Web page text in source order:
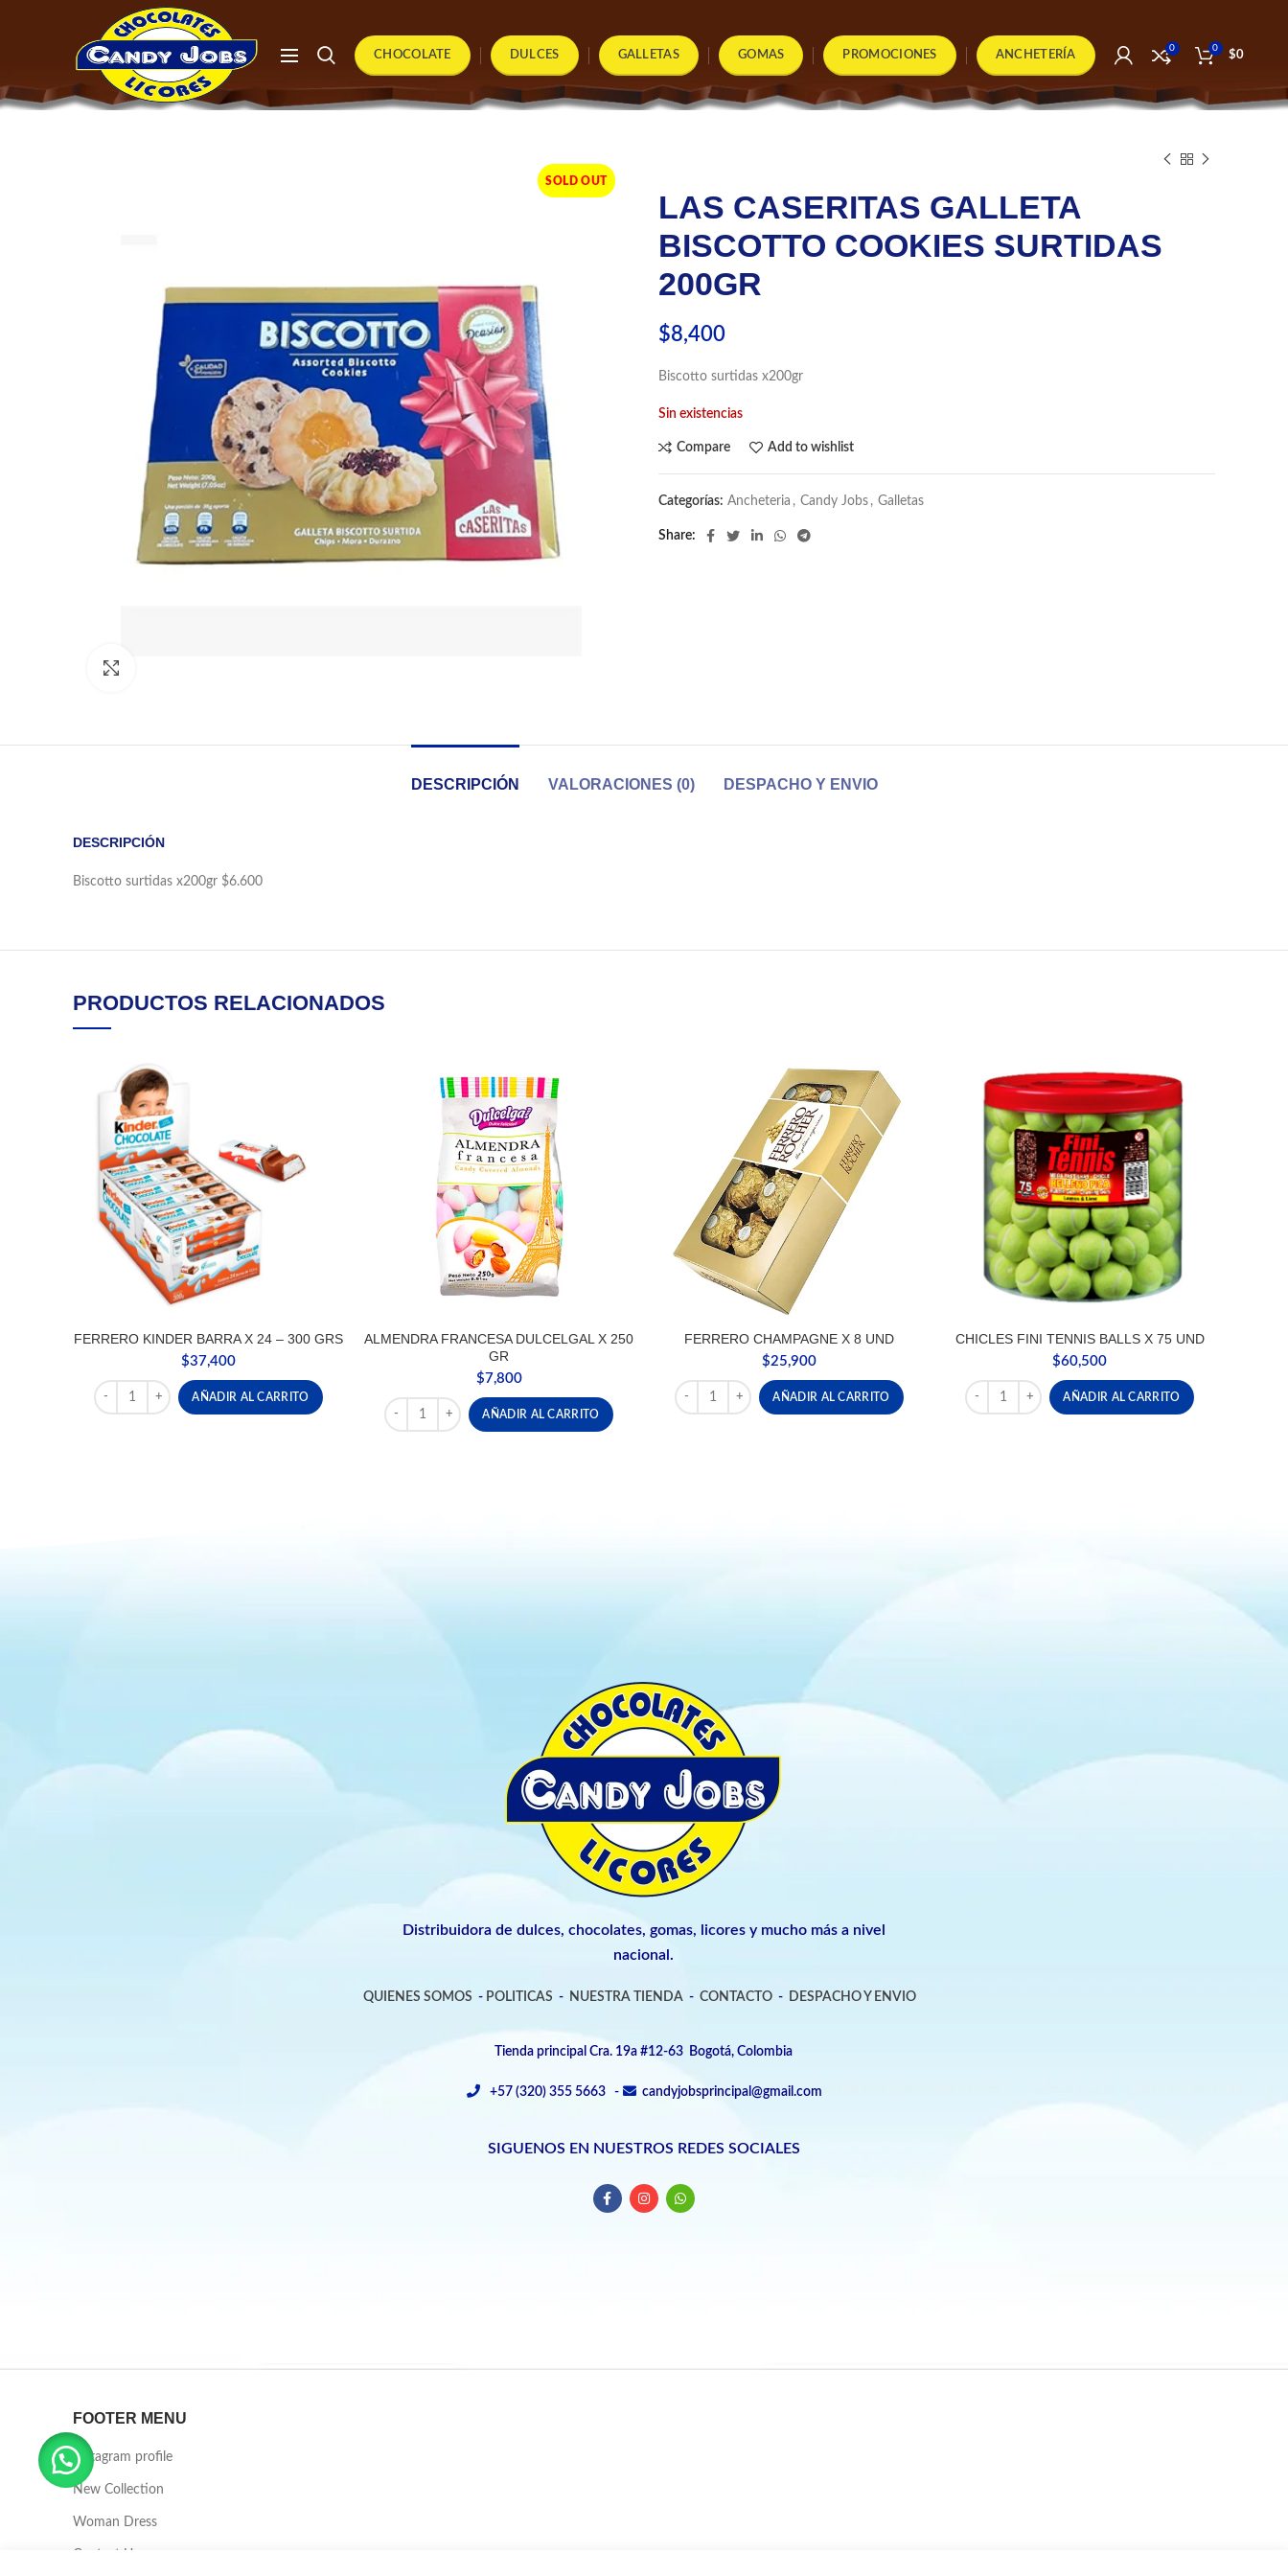
CHOCOLATE DULCES GALLETAS GOMAS PROMOCIONES ANCHETERÍA
0 0
$0
SOLD OUT
LAS CASERITAS GALLETA
BISCOTTO COOKIES SURTIDAS
200GR
$8,400
Biscotto surtidas x200gr
Sin existencias
Compare Add to wishlist
Categorías: Ancheteria , Candy Jobs , Galletas
Share
DESCRIPCIÓN VALORACIONES (0) DESPACHO Y ENVIO
DESCRIPCIÓN
Biscotto surtidas x200gr $6.600
PRODUCTOS RELACIONADOS
FERRERO KINDER BARRA X 24 – 300 GRS
$37,400
FERRERO KINDER BARRA X 24 - 300 GRS cantidad
AÑADIR AL CARRITO
ALMENDRA FRANCESA DULCELGAL X 250
GR
$7,800
ALMENDRA FRANCESA DULCELGAL X 250 GR cantidad
AÑADIR AL CARRITO
FERRERO CHAMPAGNE X 8 UND
$25,900
FERRERO CHAMPAGNE X 8 UND cantidad
AÑADIR AL CARRITO
CHICLES FINI TENNIS BALLS X 75 UND
$60,500
CHICLES FINI TENNIS BALLS X 75 UND cantidad
AÑADIR AL CARRITO
Distribuidora de dulces, chocolates, gomas, licores y mucho más a nivel
nacional.
QUIENES SOMOS - POLITICAS - NUESTRA TIENDA- CONTACTO- DESPACHO Y ENVIO
Tienda principal Cra. 19a #12-63 Bogotá, Colombia
+57 (320) 355 5663 - candyjobsprincipal@gmail.com
SIGUENOS EN NUESTROS REDES SOCIALES
FOOTER MENU
Instagram profile
New Collection
Woman Dress
Contact Us